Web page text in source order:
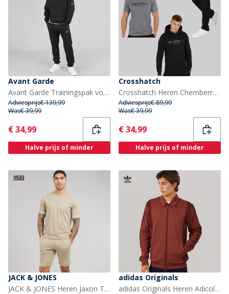
Avant Garde
Avant Garde Trainingspak voor Heren met Badge Zwart
Adviesprijs€ 139,99
Was€ 39,99
Current
€ 34,99
Halve prijs of minder
Crosshatch
Crosshatch Heren Chemberry Hoodie T-shirt En Joggingbroek Set Met Open Zoom Zwart/Antraciet
Adviesprijs€ 89,99
Was€ 39,99
Current
€ 34,99
Halve prijs of minder
JACK & JONES
JACK & JONES Heren Jaxon T-shirt en shorts set Crockery
adidas Originals
adidas Originals Heren Adicolor Paneel Track Top Pure Ruby/Shadow Red